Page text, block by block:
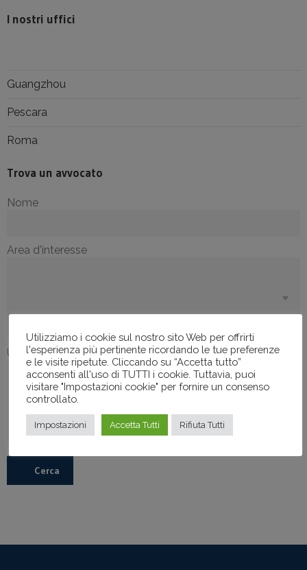
I nostri uffici
Guangzhou
Pescara
Roma
Trova un avvocato
Nome
Area d'interesse
Uffici
Cerca
Utilizziamo i cookie sul nostro sito Web per offrirti
l'esperienza più pertinente ricordando le tue preferenze
e le visite ripetute. Cliccando su “Accetta tutto”
acconsenti all'uso di TUTTI i cookie. Tuttavia, puoi
visitare "Impostazioni cookie" per fornire un consenso
controllato.
Impostazioni Accetta Tutti Rifiuta Tutti